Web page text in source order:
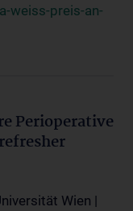
weiss-preis-an-
Perioperative
Wien |